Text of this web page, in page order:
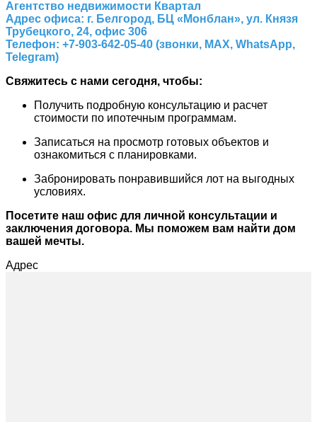
Агентство недвижимости Квартал
Адрес офиса: г. Белгород, БЦ «Монблан», ул. Князя
Трубецкого, 24, офис 306
Телефон: +7-903-642-05-40 (звонки, МАХ, WhatsApp,
Telegram)
Свяжитесь с нами сегодня, чтобы:
Получить подробную консультацию и расчет
стоимости по ипотечным программам.
Записаться на просмотр готовых объектов и
ознакомиться с планировками.
Забронировать понравившийся лот на выгодных
условиях.
Посетите наш офис для личной консультации и
заключения договора. Мы поможем вам найти дом
вашей мечты.
Адрес